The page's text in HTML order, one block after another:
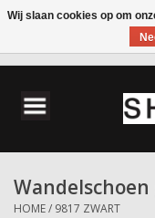
Herenschoenen
HOME/ 9817 ZWART
Wij slaan cookies op om